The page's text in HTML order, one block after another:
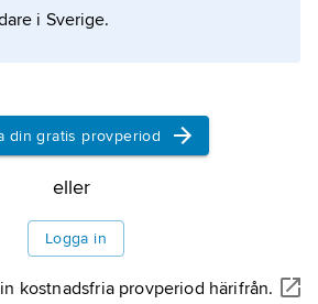
i Sverige.
din gratis provperiod
eller
Logga in
kostnadsfria provperiod härifrån.